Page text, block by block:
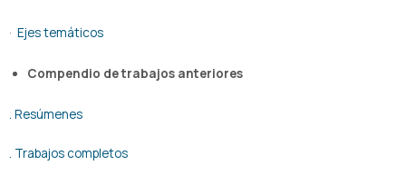
· Ejes temáticos
Compendio de trabajos anteriores
. Resúmenes
. Trabajos completos